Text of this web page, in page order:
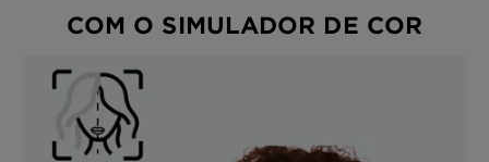
COM O SIMULADOR DE COR